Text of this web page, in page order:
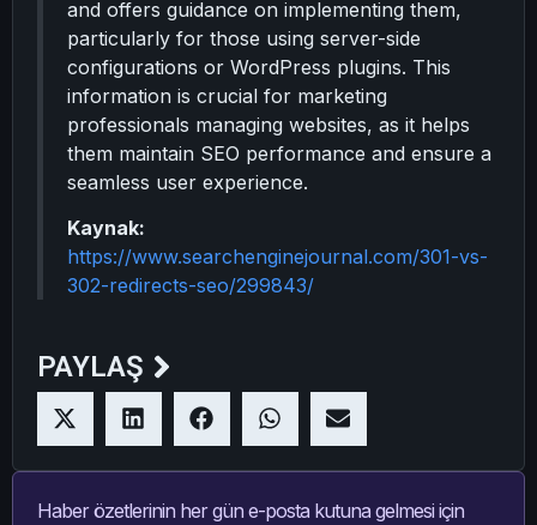
and offers guidance on implementing them,
particularly for those using server-side
configurations or WordPress plugins. This
information is crucial for marketing
professionals managing websites, as it helps
them maintain SEO performance and ensure a
seamless user experience.
Kaynak:
https://www.searchenginejournal.com/301-vs-
302-redirects-seo/299843/
PAYLAŞ
Haber özetlerinin her gün e-posta kutuna gelmesi için